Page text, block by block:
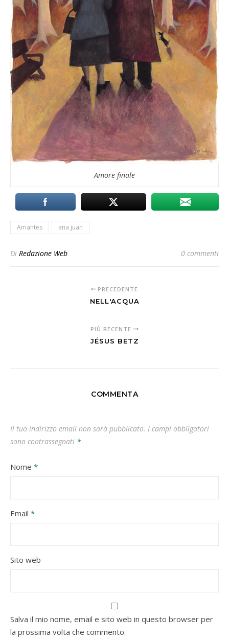
Amore finale
Amantes ana juan
Di Redazione Web 0 commenti
PRECEDENTE
NELL'ACQUA
PIÙ RECENTE
JÉSUS BETZ
COMMENTA
Il tuo indirizzo email non sarà pubblicato. I campi obbligatori
sono contrassegnati *
Nome *
Email *
Sito web
Salva il mio nome, email e sito web in questo browser per
la prossima volta che commento.